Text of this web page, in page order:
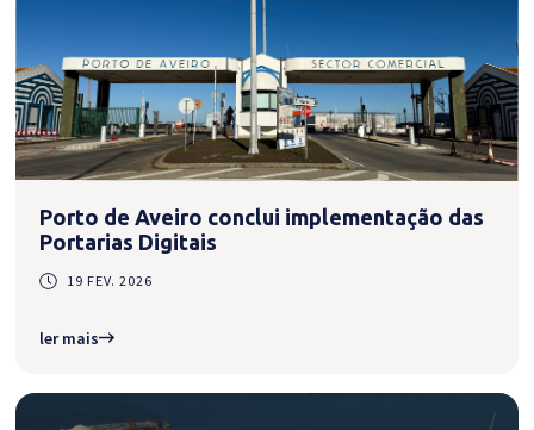
Porto de Aveiro conclui implementação das
Portarias Digitais
19 FEV. 2026
ler mais